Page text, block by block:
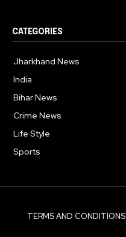
CATEGORIES
Jharkhand News
India
Bihar News
Crime News
Life Style
Sports
TERMS AND CONDITIONS